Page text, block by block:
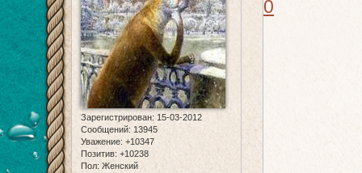
Зарегистрирован: 15-03-2012
Сообщений: 13945
Уважение: +10347
Позитив: +10238
Пол: Женский
0